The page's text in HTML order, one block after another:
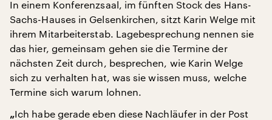
In einem Konferenzsaal, im fünften Stock des Hans-
Sachs-Hauses in Gelsenkirchen, sitzt Karin Welge mit
ihrem Mitarbeiterstab. Lagebesprechung nennen sie
das hier, gemeinsam gehen sie die Termine der
nächsten Zeit durch, besprechen, wie Karin Welge
sich zu verhalten hat, was sie wissen muss, welche
Termine sich warum lohnen.
„Ich habe gerade eben diese Nachläufer in der Post